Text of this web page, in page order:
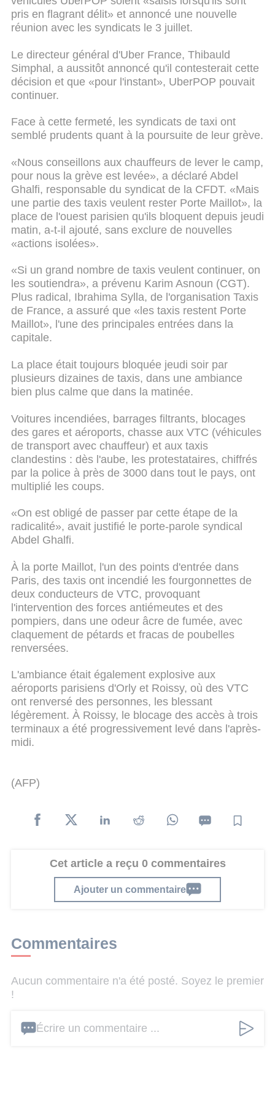
pris en flagrant délit» et annoncé une nouvelle
réunion avec les syndicats le 3 juillet.
Le directeur général d'Uber France, Thibauld
Simphal, a aussitôt annoncé qu'il contesterait cette
décision et que «pour l'instant», UberPOP pouvait
continuer.
Face à cette fermeté, les syndicats de taxi ont
semblé prudents quant à la poursuite de leur grève.
«Nous conseillons aux chauffeurs de lever le camp,
pour nous la grève est levée», a déclaré Abdel
Ghalfi, responsable du syndicat de la CFDT. «Mais
une partie des taxis veulent rester Porte Maillot», la
place de l'ouest parisien qu'ils bloquent depuis jeudi
matin, a-t-il ajouté, sans exclure de nouvelles
«actions isolées».
«Si un grand nombre de taxis veulent continuer, on
les soutiendra», a prévenu Karim Asnoun (CGT).
Plus radical, Ibrahima Sylla, de l'organisation Taxis
de France, a assuré que «les taxis restent Porte
Maillot», l'une des principales entrées dans la
capitale.
La place était toujours bloquée jeudi soir par
plusieurs dizaines de taxis, dans une ambiance
bien plus calme que dans la matinée.
Voitures incendiées, barrages filtrants, blocages
des gares et aéroports, chasse aux VTC (véhicules
de transport avec chauffeur) et aux taxis
clandestins : dès l'aube, les protestataires, chiffrés
par la police à près de 3000 dans tout le pays, ont
multiplié les coups.
«On est obligé de passer par cette étape de la
radicalité», avait justifié le porte-parole syndical
Abdel Ghalfi.
À la porte Maillot, l'un des points d'entrée dans
Paris, des taxis ont incendié les fourgonnettes de
deux conducteurs de VTC, provoquant
l'intervention des forces antiémeutes et des
pompiers, dans une odeur âcre de fumée, avec
claquement de pétards et fracas de poubelles
renversées.
L'ambiance était également explosive aux
aéroports parisiens d'Orly et Roissy, où des VTC
ont renversé des personnes, les blessant
légèrement. À Roissy, le blocage des accès à trois
terminaux a été progressivement levé dans l'après-
midi.
(AFP)
Cet article a reçu 0 commentaires
Ajouter un commentaire
Commentaires
Aucun commentaire n'a été posté. Soyez le premier
!
Écrire un commentaire ...